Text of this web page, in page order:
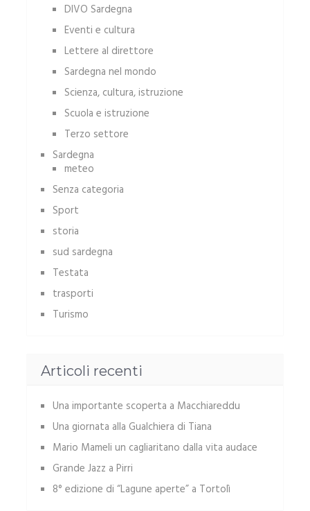
DIVO Sardegna
Eventi e cultura
Lettere al direttore
Sardegna nel mondo
Scienza, cultura, istruzione
Scuola e istruzione
Terzo settore
Sardegna
meteo
Senza categoria
Sport
storia
sud sardegna
Testata
trasporti
Turismo
Articoli recenti
Una importante scoperta a Macchiareddu
Una giornata alla Gualchiera di Tiana
Mario Mameli un cagliaritano dalla vita audace
Grande Jazz a Pirri
8° edizione di “Lagune aperte” a Tortolì